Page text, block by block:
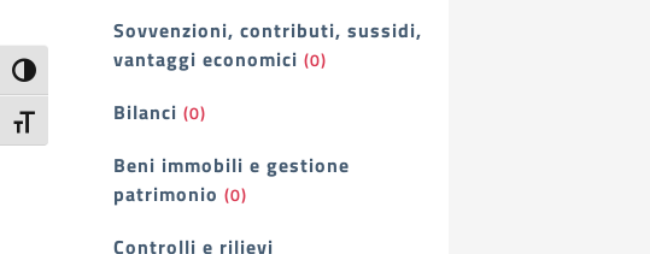
Attiva/disattiva alto contrasto
Attiva/disattiva dimensione testo
Sovvenzioni, contributi, sussidi,
vantaggi economici (0)
Bilanci (0)
Beni immobili e gestione
patrimonio (0)
Controlli e rilievi